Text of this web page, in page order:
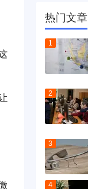
热门文章